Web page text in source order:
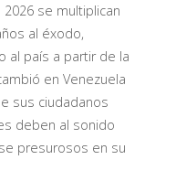
se multiplican
al éxodo,
al país a partir de la
en Venezuela
sus ciudadanos
deben al sonido
presurosos en su